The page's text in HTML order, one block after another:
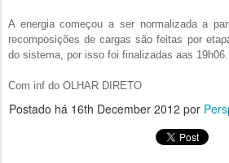
A energia começou a ser normalizada a
recomposições de cargas são feitas por
do sistema, por isso foi finalizadas aas 19h06.
Com inf do OLHAR DIRETO
Postado há 16th December 2012 por